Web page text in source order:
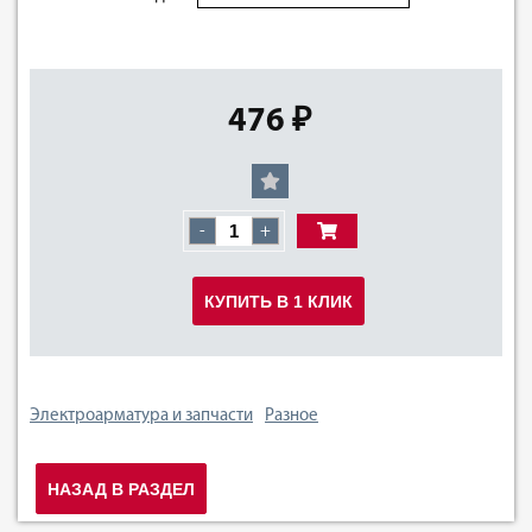
476 ₽
- +
КУПИТЬ В 1 КЛИК
Электроарматура и запчасти Разное
НАЗАД В РАЗДЕЛ